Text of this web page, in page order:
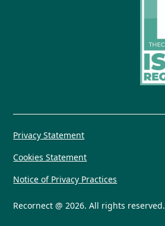
Recornect @ 2026. All rights reserved.
Privacy Statement
Cookies Statement
Notice of Privacy Practices